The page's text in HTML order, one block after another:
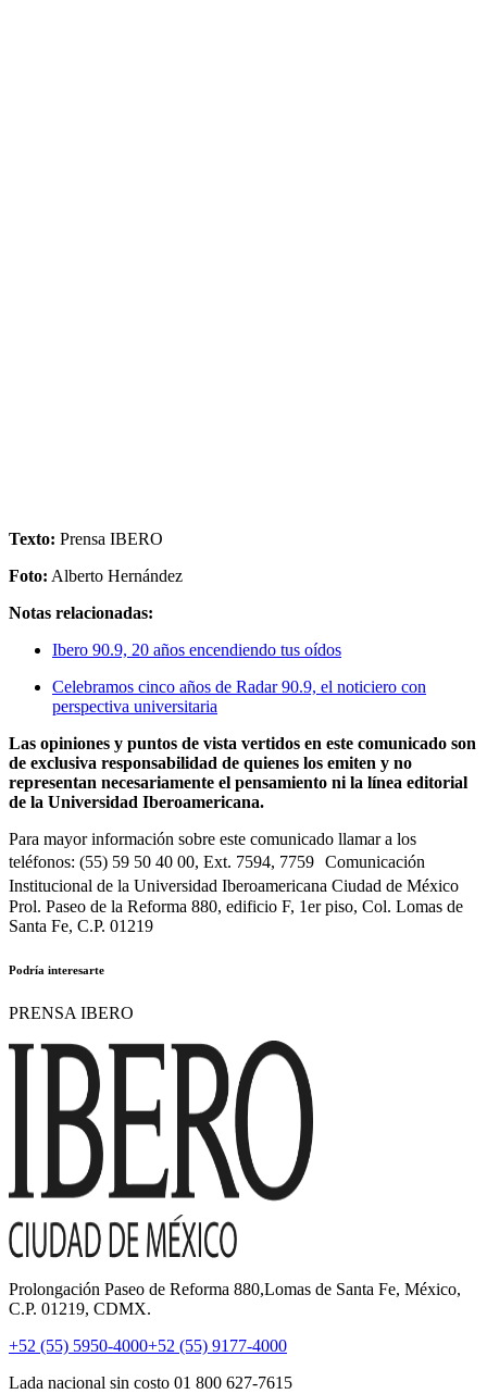
Texto: Prensa IBERO
Foto: Alberto Hernández
Notas relacionadas:
Ibero 90.9, 20 años encendiendo tus oídos
Celebramos cinco años de Radar 90.9, el noticiero con
perspectiva universitaria
Las opiniones y puntos de vista vertidos en este comunicado son
de exclusiva responsabilidad de quienes los emiten y no
representan necesariamente el pensamiento ni la línea editorial
de la Universidad Iberoamericana.
Para mayor información sobre este comunicado llamar a los
teléfonos: (55) 59 50 40 00, Ext. 7594, 7759 Comunicación
Institucional de la Universidad Iberoamericana Ciudad de México
Prol. Paseo de la Reforma 880, edificio F, 1er piso, Col. Lomas de
Santa Fe, C.P. 01219
Podría interesarte
PRENSA IBERO
Prolongación Paseo de Reforma 880,Lomas de Santa Fe, México,
C.P. 01219, CDMX.
+52 (55) 5950-4000+52 (55) 9177-4000
Lada nacional sin costo 01 800 627-7615